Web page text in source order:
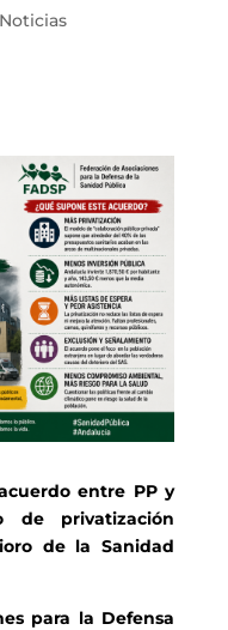
Noticias
entre PP y
de privatización
de la Sanidad
para la Defensa